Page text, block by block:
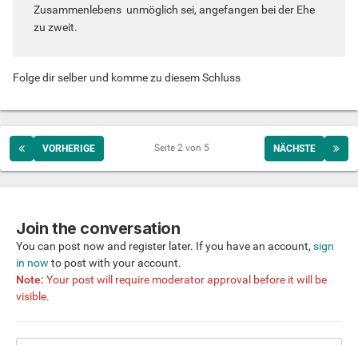
Zusammenlebens unmöglich sei, angefangen bei der Ehe
zu zweit.
Folge dir selber und komme zu diesem Schluss
VORHERIGE NÄCHSTE
Seite 2 von 5
Join the conversation
You can post now and register later. If you have an account, sign
in now to post with your account.
Note: Your post will require moderator approval before it will be
visible.